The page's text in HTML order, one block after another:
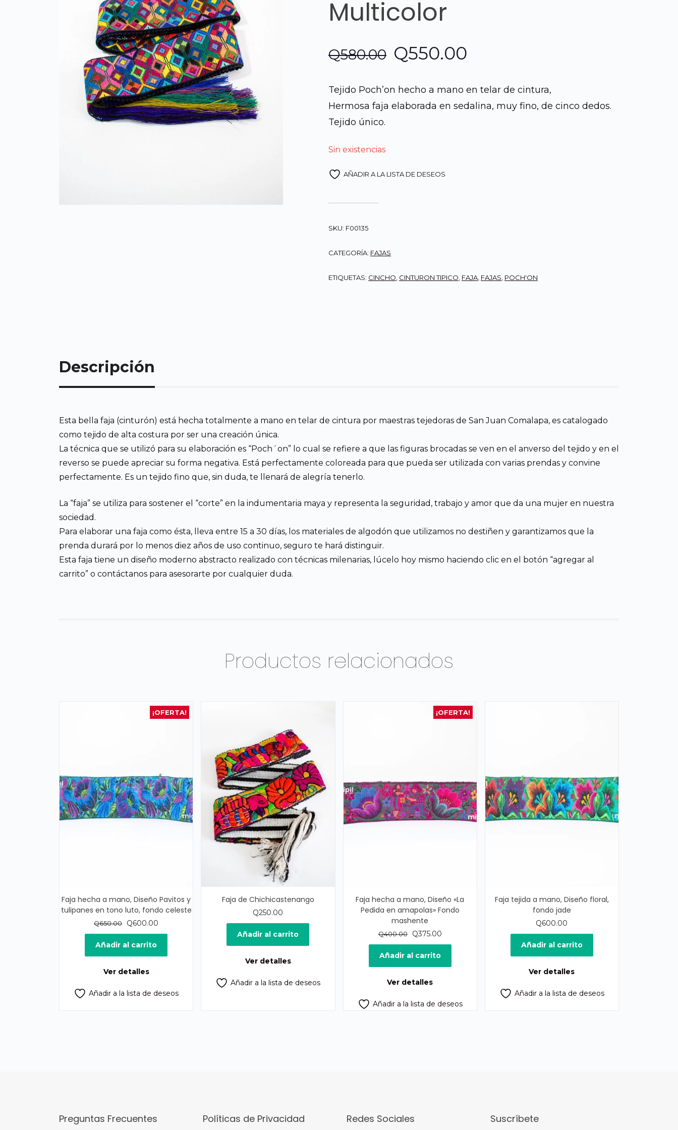
Multicolor
Q580.00 El
original
Q550.00
actual
Tejido Poch’on hecho a mano en telar de cintura,
Hermosa faja elaborada en sedalina, muy fino, de cinco dedos.
Tejido único.
Sin existencias
AÑADIR A LA LISTA DE DESEOS
SKU: F00135
CATEGORÍA: FAJAS
ETIQUETAS: CINCHO CINTURON TIPICO FAJA FAJAS POCH'ON
Descripción
Esta bella faja (cinturón) está hecha totalmente a mano en telar de cintura por maestras tejedoras de San Juan Comalapa, es catalogado
como tejido de alta costura por ser una creación única.
La técnica que se utilizó para su elaboración es “Poch´on” lo cual se refiere a que las figuras brocadas se ven en el anverso del tejido y en el
reverso se puede apreciar su forma negativa. Está perfectamente coloreada para que pueda ser utilizada con varias prendas y convine
perfectamente. Es un tejido fino que, sin duda, te llenará de alegría tenerlo.
La “faja” se utiliza para sostener el “corte” en la indumentaria maya y representa la seguridad, trabajo y amor que da una mujer en nuestra
sociedad.
Para elaborar una faja como ésta, lleva entre 15 a 30 días, los materiales de algodón que utilizamos no destiñen y garantizamos que la
prenda durará por lo menos diez años de uso continuo, seguro te hará distinguir.
Esta faja tiene un diseño moderno abstracto realizado con técnicas milenarias, lúcelo hoy mismo haciendo clic en el botón “agregar al
carrito” o contáctanos para asesorarte por cualquier duda.
Productos relacionados
¡OFERTA!
Faja hecha a mano, Diseño Pavitos y
tulipanes en tono luto, fondo celeste
Q650.00
El
precio
original
era:
Q600.00
precio
es:
Añadir al carrito
Ver detalles
Añadir a la lista de deseos
Faja de Chichicastenango
Q250.00
Añadir al carrito
Ver detalles
Añadir a la lista de deseos
¡OFERTA!
Faja hecha a mano, Diseño «La
Pedida en amapolas» Fondo
mashente
Q400.00
El
precio
original
era:
Q375.00El
precio
es:
Añadir al carrito
Ver detalles
Añadir a la lista de deseos
Faja tejida a mano, Diseño floral,
fondo jade
Q600.00
Añadir al carrito
Ver detalles
Añadir a la lista de deseos
Preguntas Frecuentes Políticas de Privacidad Redes Sociales Suscríbete